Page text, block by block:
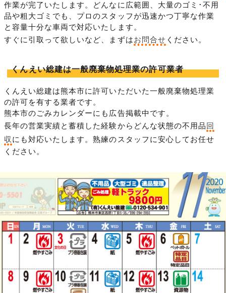
作業が完了いたします。どんなに広範囲、大量のゴミ･不用
品や粗大ゴミでも、プロのスタッフが迅速かつ丁寧な作業
と容量十分な車両で対応いたします。
すぐに引取って欲しいなど、まずはお問合せ ください。
くんえい総建は一般廃棄物処理業の許可業者
くんえい総建は熊本市に許可いただいた一般廃棄物処理業
の許可を有する業者です。
熊本市のごみカレンダーにも広告掲載中です。
長年の営業実績と蓄積した経験からどんな状態の不用品回
収 にも対応いたします。熟練のスタッフに安心してお任せ
ください。